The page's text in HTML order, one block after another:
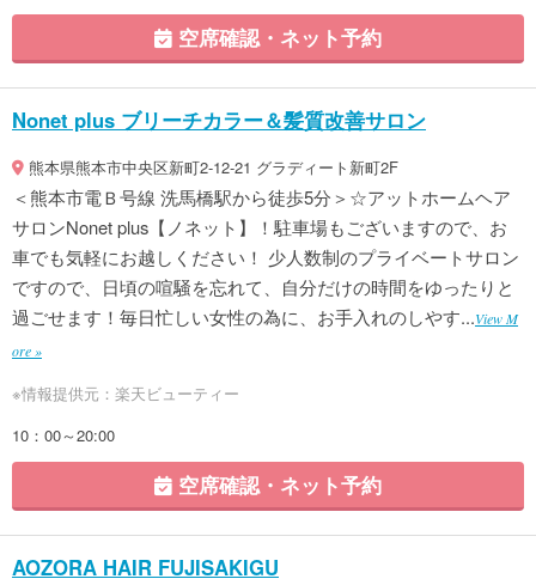
空席確認・ネット予約
Nonet plus ブリーチカラー＆髪質改善サロン
熊本県熊本市中央区新町2-12-21 グラディート新町2F
＜熊本市電Ｂ号線 洗馬橋駅から徒歩5分＞☆アットホームヘア
サロンNonet plus【ノネット】！駐車場もございますので、お
車でも気軽にお越しください！ 少人数制のプライベートサロン
ですので、日頃の喧騒を忘れて、自分だけの時間をゆったりと
過ごせます！毎日忙しい女性の為に、お手入れのしやす...View M
ore »
※情報提供元：楽天ビューティー
10：00～20:00
空席確認・ネット予約
AOZORA HAIR FUJISAKIGU